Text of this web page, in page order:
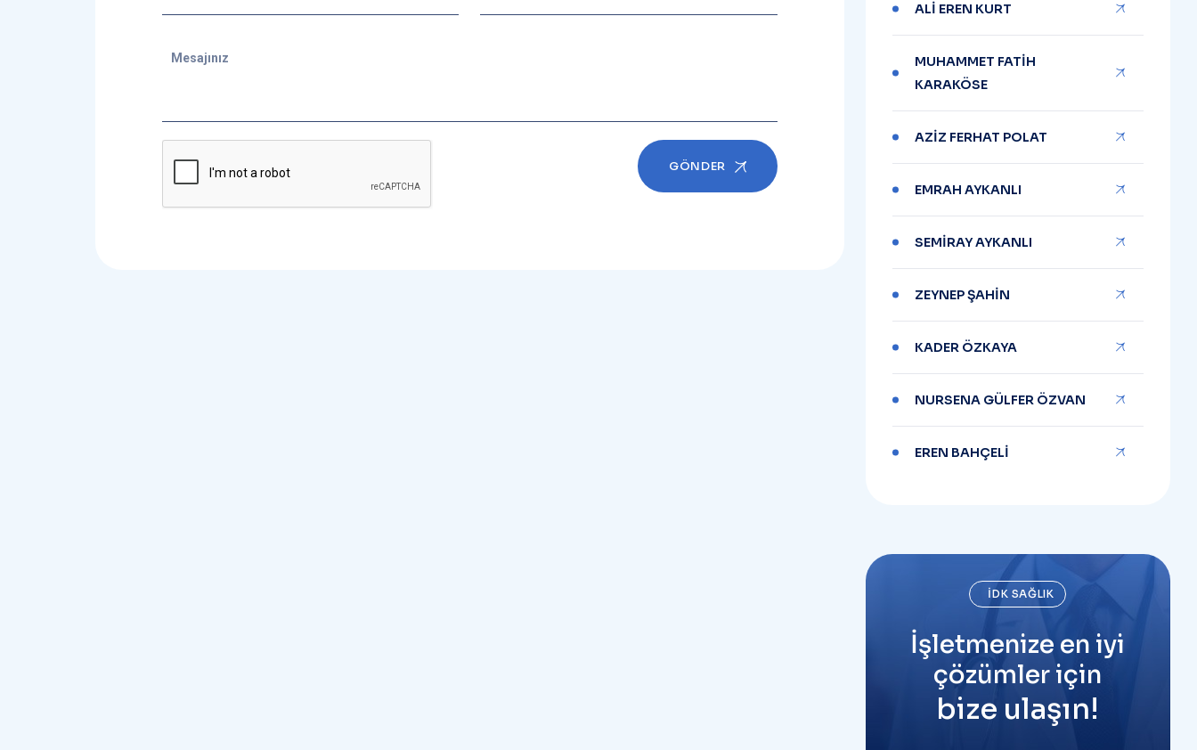
GÖNDER
ALİ EREN KURT
MUHAMMET FATİH
KARAKÖSE
AZİZ FERHAT POLAT
EMRAH AYKANLI
SEMİRAY AYKANLI
ZEYNEP ŞAHİN
KADER ÖZKAYA
NURSENA GÜLFER ÖZVAN
EREN BAHÇELİ
İDK SAĞLIK
İşletmenize en iyi
çözümler için
bize ulaşın!